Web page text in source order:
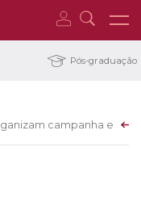
Pós-graduação
campanha em